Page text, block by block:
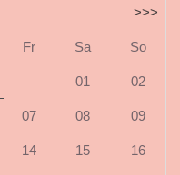
>>>
Fr Sa So
01 02
07 08 09
14 15 16